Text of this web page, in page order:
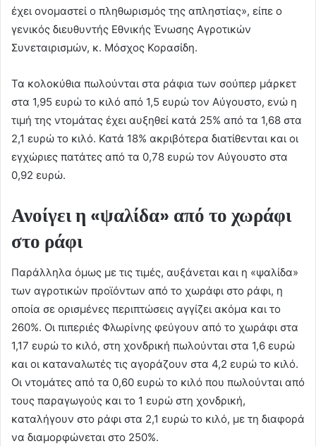
έχει ονομαστεί ο πληθωρισμός της απληστίας», είπε ο
γενικός διευθυντής Εθνικής Ένωσης Αγροτικών
Συνεταιρισμών, κ. Μόσχος Κορασίδη.
Τα κολοκύθια πωλούνται στα ράφια των σούπερ μάρκετ
στα 1,95 ευρώ το κιλό από 1,5 ευρώ τον Αύγουστο, ενώ η
τιμή της ντομάτας έχει αυξηθεί κατά 25% από τα 1,68 στα
2,1 ευρώ το κιλό. Κατά 18% ακριβότερα διατίθενται και οι
εγχώριες πατάτες από τα 0,78 ευρώ τον Αύγουστο στα
0,92 ευρώ.
Ανοίγει η «ψαλίδα» από το χωράφι
στο ράφι
Παράλληλα όμως με τις τιμές, αυξάνεται και η «ψαλίδα»
των αγροτικών προϊόντων από το χωράφι στο ράφι, η
οποία σε ορισμένες περιπτώσεις αγγίζει ακόμα και το
260%. Οι πιπεριές Φλωρίνης φεύγουν από το χωράφι στα
1,17 ευρώ το κιλό, στη χονδρική πωλούνται στα 1,6 ευρώ
και οι καταναλωτές τις αγοράζουν στα 4,2 ευρώ το κιλό.
Οι ντομάτες από τα 0,60 ευρώ το κιλό που πωλούνται από
τους παραγωγούς και το 1 ευρώ στη χονδρική,
καταλήγουν στο ράφι στα 2,1 ευρώ το κιλό, με τη διαφορά
να διαμορφώνεται στο 250%.